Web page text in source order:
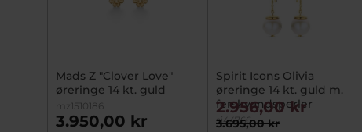
Mads Z "Clover Love"
øreringe 14 kt. guld
mz1510186
3.950,00 kr
Spirit Icons Olivia
øreringe 14 kt. guld m.
ferskvandsperler
si44766
3.695,00 kr
2.956,00 kr